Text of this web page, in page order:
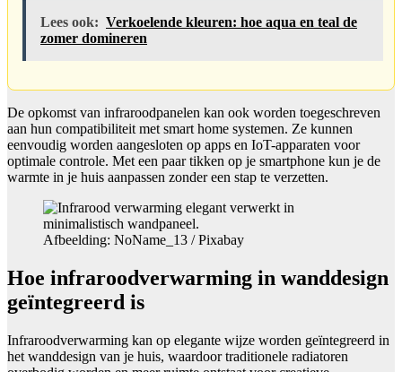
Lees ook: Verkoelende kleuren: hoe aqua en teal de
zomer domineren
De opkomst van infraroodpanelen kan ook worden toegeschreven
aan hun compatibiliteit met smart home systemen. Ze kunnen
eenvoudig worden aangesloten op apps en IoT-apparaten voor
optimale controle. Met een paar tikken op je smartphone kun je de
warmte in je huis aanpassen zonder een stap te verzetten.
Afbeelding: NoName_13 / Pixabay
Hoe infraroodverwarming in wanddesign
geïntegreerd is
Infraroodverwarming kan op elegante wijze worden geïntegreerd in
het wanddesign van je huis, waardoor traditionele radiatoren